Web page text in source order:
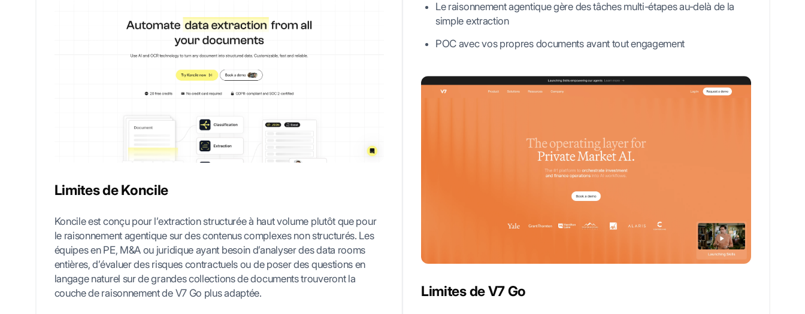
Limites de Koncile
Koncile est conçu pour l’extraction structurée à haut volume plutôt que pour
le raisonnement agentique sur des contenus complexes non structurés. Les
équipes en PE, M&A ou juridique ayant besoin d’analyser des data rooms
entières, d’évaluer des risques contractuels ou de poser des questions en
langage naturel sur de grandes collections de documents trouveront la
couche de raisonnement de V7 Go plus adaptée.
Le raisonnement agentique gère des tâches multi-étapes au-delà de la
simple extraction
POC avec vos propres documents avant tout engagement
Limites de V7 Go